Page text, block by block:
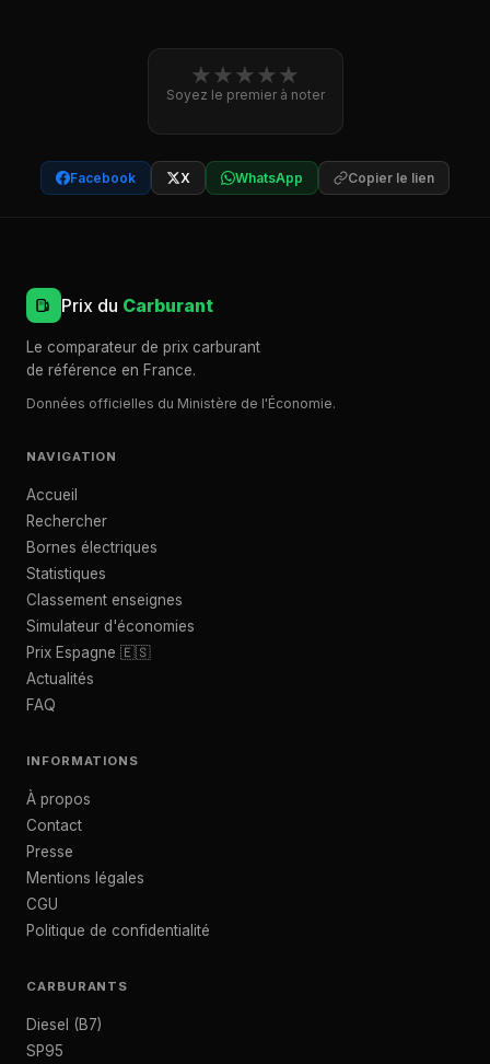
★★★★★
Soyez le premier à noter
Facebook X WhatsApp Copier le lien
Prix du Carburant
Le comparateur de prix carburant
de référence en France.
Données officielles du Ministère de l'Économie.
NAVIGATION
Accueil
Rechercher
Bornes électriques
Statistiques
Classement enseignes
Simulateur d'économies
Prix Espagne 🇪🇸
Actualités
FAQ
INFORMATIONS
À propos
Contact
Presse
Mentions légales
CGU
Politique de confidentialité
CARBURANTS
Diesel (B7)
SP95